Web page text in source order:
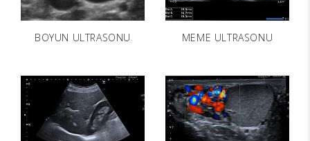
BOYUN ULTRASONU MEME ULTRASONU